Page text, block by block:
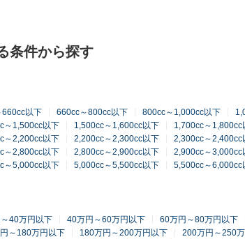
条件から探す
以下 660cc～800cc以下 800cc～1,000cc以下
～1,500cc以下 1,500cc～1,600cc以下 1,700cc～1,800cc
～2,200cc以下 2,200cc～2,300cc以下 2,300cc～2,400cc
～2,800cc以下 2,800cc～2,900cc以下 2,900cc～3,000cc
～5,000cc以下 5,000cc～5,500cc以下 5,500cc～6,000cc
40万円以下 40万円～60万円以下 60万円～80万円以下
～180万円以下 180万円～200万円以下 200万円～250